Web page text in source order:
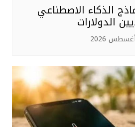
الذكاء الاصطناعي
الدولارات